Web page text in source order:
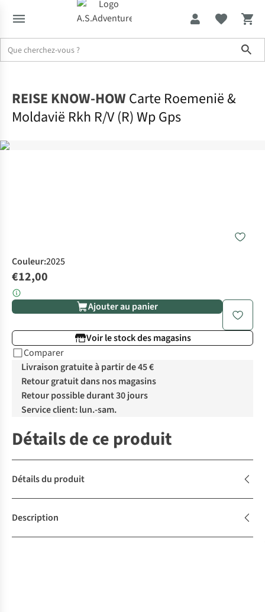
REISE KNOW-HOW Carte Roemenië &
Moldavië Rkh R/V (R) Wp Gps
Couleur:2025
€12,00
Ajouter au panier
Voir le stock des magasins
Comparer
Livraison gratuite à partir de 45 €
Retour gratuit dans nos magasins
Retour possible durant 30 jours
Service client: lun.-sam.
Détails de ce produit
Détails du produit
Description